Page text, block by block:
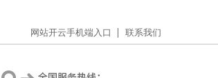
网站开云手机端入口 联系我们